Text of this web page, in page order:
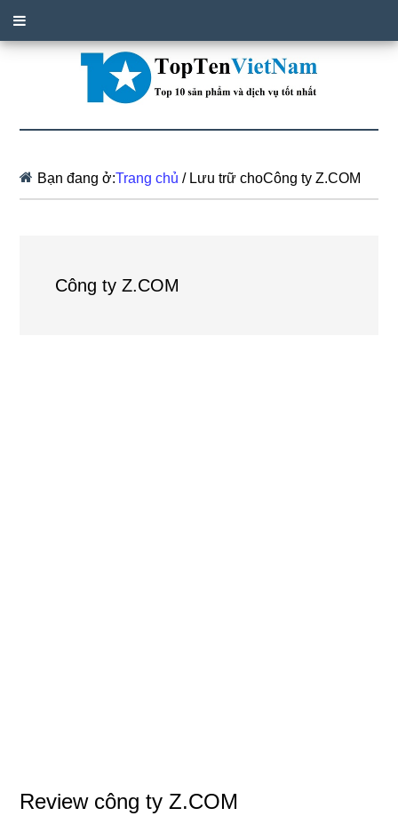
Bạn đang ở:Trang chủ /Lưu trữ choCông ty Z.COM
Công ty Z.COM
Review công ty Z.COM